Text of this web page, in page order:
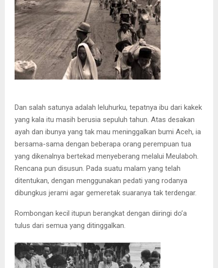
Dan salah satunya adalah leluhurku, tepatnya ibu dari kakek
yang kala itu masih berusia sepuluh tahun. Atas desakan
ayah dan ibunya yang tak mau meninggalkan bumi Aceh, ia
bersama-sama dengan beberapa orang perempuan tua
yang dikenalnya bertekad menyeberang melalui Meulaboh.
Rencana pun disusun. Pada suatu malam yang telah
ditentukan, dengan menggunakan pedati yang rodanya
dibungkus jerami agar gemeretak suaranya tak terdengar.
Rombongan kecil itupun berangkat dengan diiringi do’a
tulus dari semua yang ditinggalkan.